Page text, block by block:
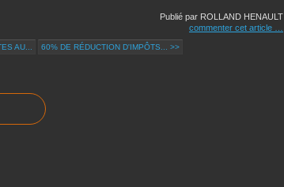
Publié par ROLLAND HENAULT
commenter cet article
AU... 60% DE RÉDUCTION D'IMPÔTS... >>